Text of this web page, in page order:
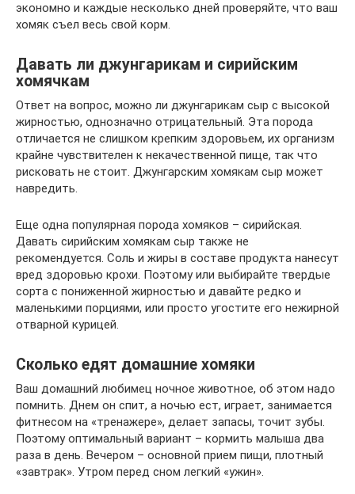
экономно и каждые несколько дней проверяйте, что ваш
хомяк съел весь свой корм.
Давать ли джунгарикам и сирийским
хомячкам
Ответ на вопрос, можно ли джунгарикам сыр с высокой
жирностью, однозначно отрицательный. Эта порода
отличается не слишком крепким здоровьем, их организм
крайне чувствителен к некачественной пище, так что
рисковать не стоит. Джунгарским хомякам сыр может
навредить.
Еще одна популярная порода хомяков – сирийская.
Давать сирийским хомякам сыр также не
рекомендуется. Соль и жиры в составе продукта нанесут
вред здоровью крохи. Поэтому или выбирайте твердые
сорта с пониженной жирностью и давайте редко и
маленькими порциями, или просто угостите его нежирной
отварной курицей.
Сколько едят домашние хомяки
Ваш домашний любимец ночное животное, об этом надо
помнить. Днем он спит, а ночью ест, играет, занимается
фитнесом на «тренажере», делает запасы, точит зубы.
Поэтому оптимальный вариант – кормить малыша два
раза в день. Вечером – основной прием пищи, плотный
«завтрак». Утром перед сном легкий «ужин».